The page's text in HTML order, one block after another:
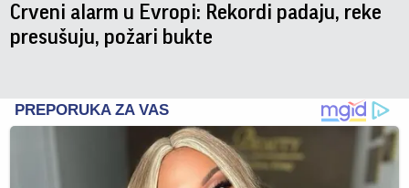
Crveni alarm u Evropi: Rekordi padaju, reke
presušuju, požari bukte